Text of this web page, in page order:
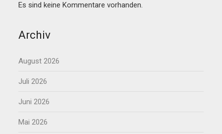
Es sind keine Kommentare vorhanden.
Archiv
August 2026
Juli 2026
Juni 2026
Mai 2026